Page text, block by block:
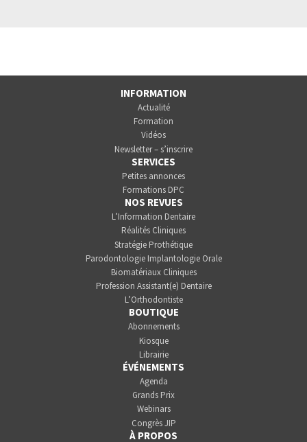
INFORMATION
Actualité
Formation
Vidéos
Newsletter – s’inscrire
SERVICES
Petites annonces
Formations DPC
NOS REVUES
L’Information Dentaire
Réalités Cliniques
Stratégie Prothétique
Parodontologie Implantologie Orale
Biomatériaux Cliniques
Profession Assistant(e) Dentaire
L’Orthodontiste
BOUTIQUE
Abonnements
Kiosque
Librairie
ÉVÉNEMENTS
Agenda
Grands Prix
Webinars
Congrès JIP
À PROPOS